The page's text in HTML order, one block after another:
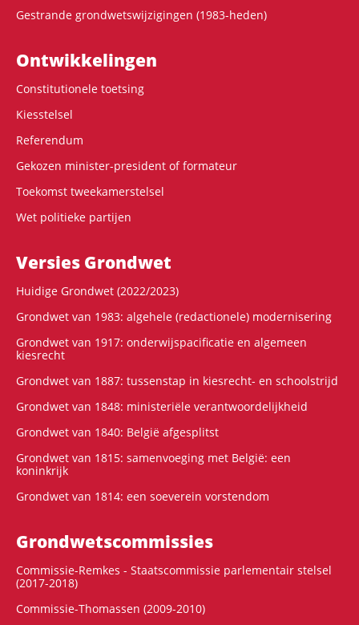
Gestrande grondwetswijzigingen (1983-heden)
Ontwikke­lingen
Constitutionele toetsing
Kiesstelsel
Referendum
Gekozen minister-president of formateur
Toekomst tweekamerstelsel
Wet politieke partijen
Versies Grondwet
Huidige Grondwet (2022/2023)
Grondwet van 1983: algehele (redactionele) modernisering
Grondwet van 1917: onderwijspacificatie en algemeen
kiesrecht
Grondwet van 1887: tussenstap in kiesrecht- en schoolstrijd
Grondwet van 1848: ministeriële verantwoordelijkheid
Grondwet van 1840: België afgesplitst
Grondwet van 1815: samenvoeging met België: een
koninkrijk
Grondwet van 1814: een soeverein vorstendom
Grondwets­commissies
Commissie-Remkes - Staatscommissie parlementair stelsel
(2017-2018)
Commissie-Thomassen (2009-2010)